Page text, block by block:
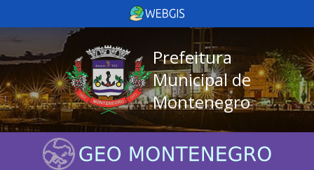
Prefeitura
Municipal de
Montenegro